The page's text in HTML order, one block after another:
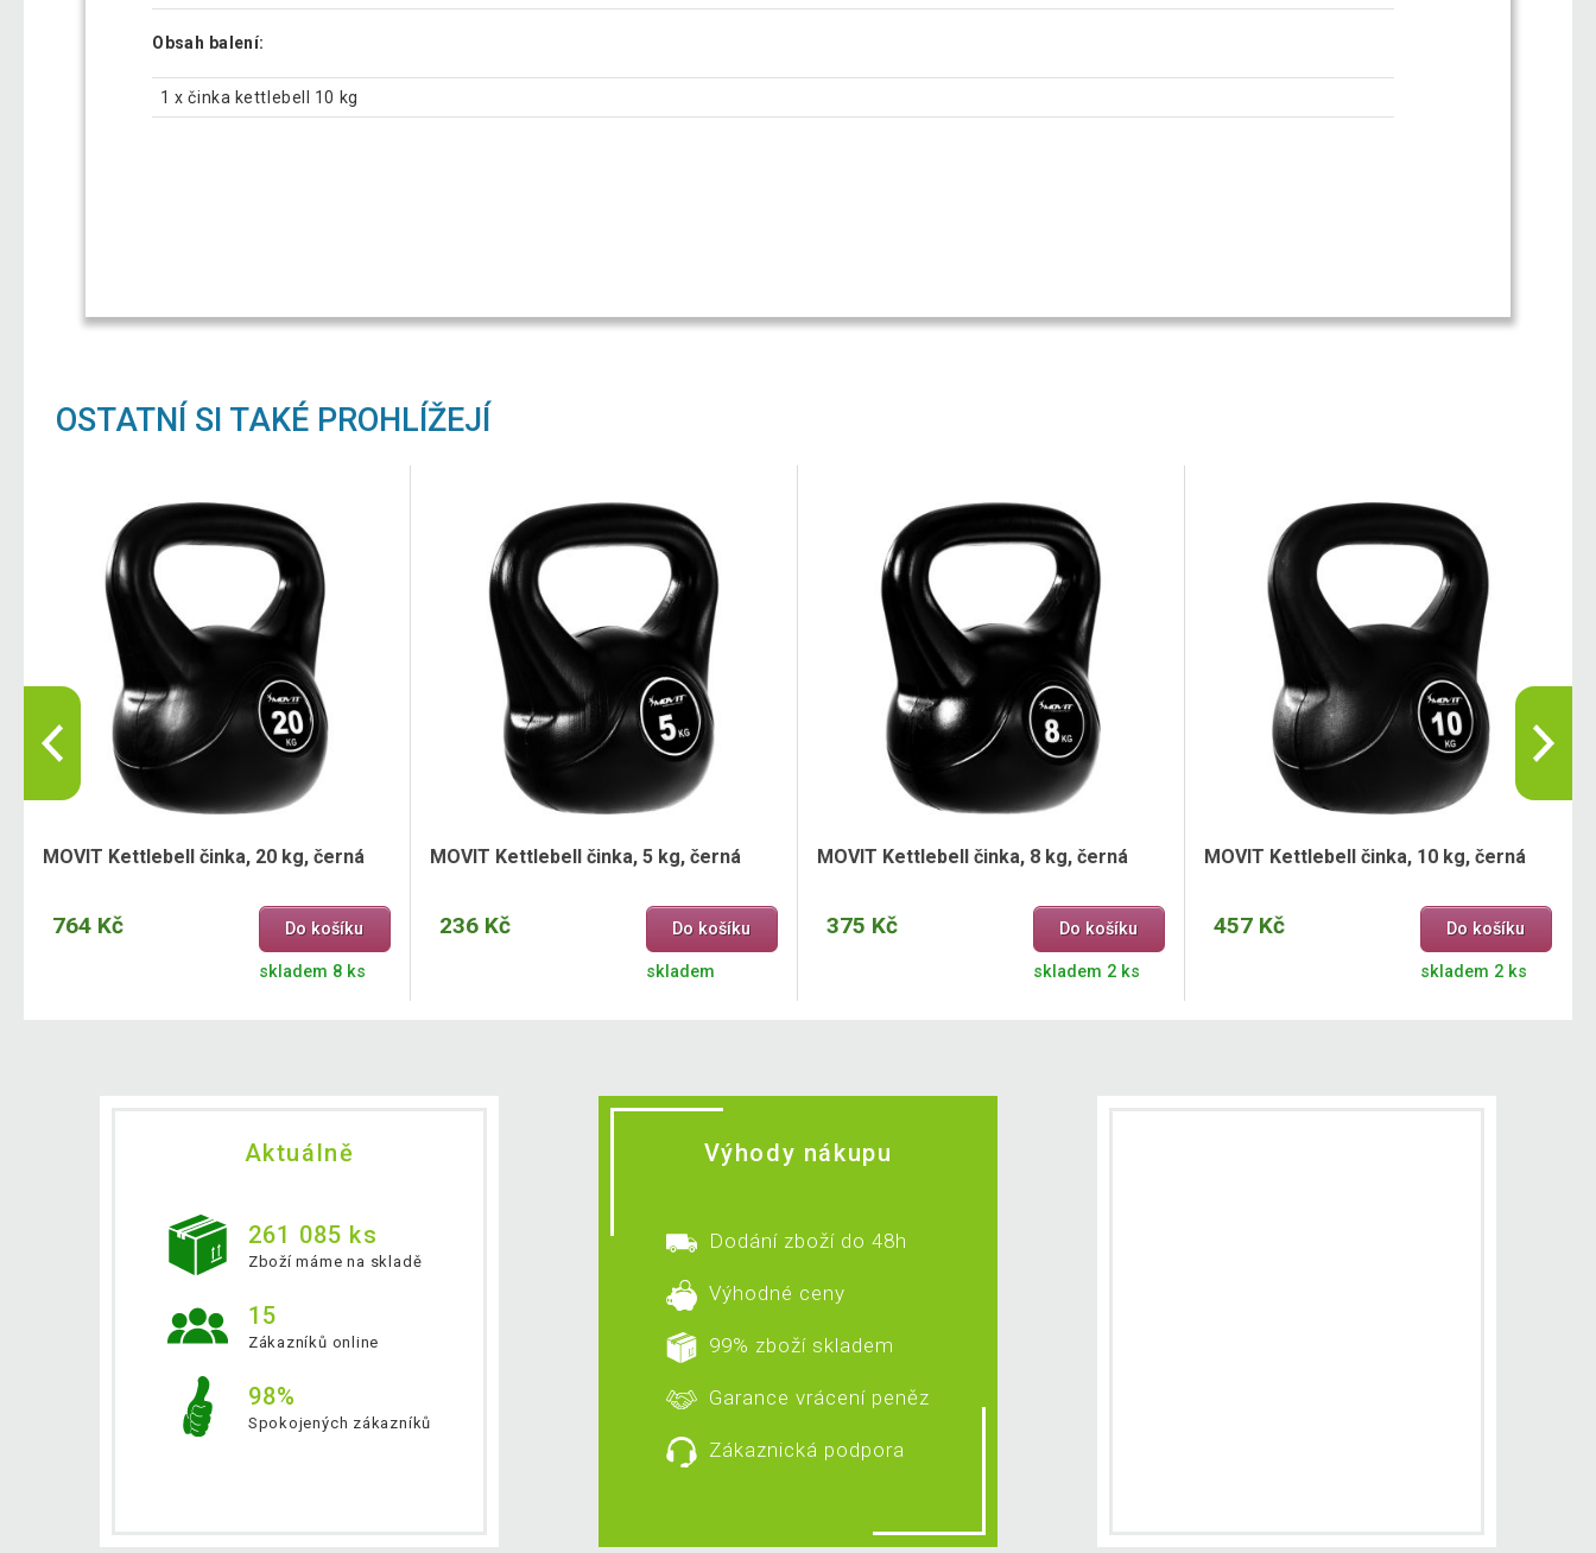
Obsah balení:
1 x činka kettlebell 10 kg
OSTATNÍ SI TAKÉ PROHLÍŽEJÍ
MOVIT Kettlebell činka, 20 kg, černá
764 Kč Do košíku
skladem 8 ks
MOVIT Kettlebell činka, 5 kg, černá
236 Kč Do košíku
skladem
MOVIT Kettlebell činka, 8 kg, černá
375 Kč Do košíku
skladem 2 ks
MOVIT Kettlebell činka, 10 kg, černá
457 Kč Do košíku
skladem 2 ks
Aktuálně
261 085 ks
Zboží máme na skladě
15
Zákazníků online
98%
Spokojených zákazníků
Výhody nákupu
Dodání zboží do 48h
Výhodné ceny
99% zboží skladem
Garance vrácení peněz
Zákaznická podpora